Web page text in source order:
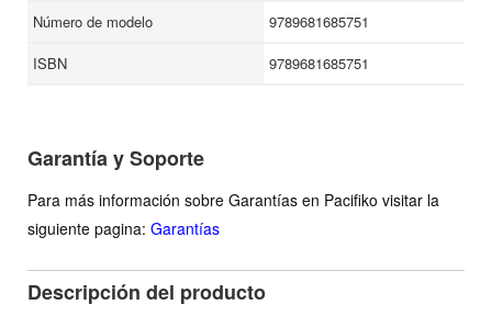
Número de modelo
9789681685751
ISBN
9789681685751
Garantía y Soporte
Para más información sobre Garantías en Pacifiko visitar la
siguiente pagina: Garantías
Descripción del producto